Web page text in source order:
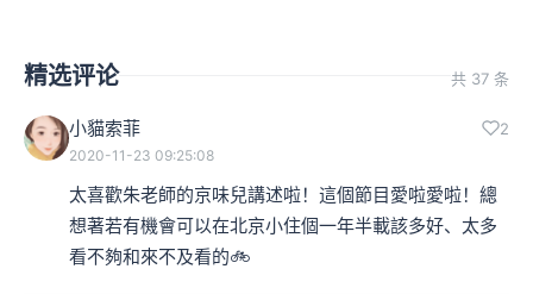
精选评论 共 37 条
小貓索菲 2
2020-11-23 09:25:08
太喜歡朱老師的京味兒講述啦！這個節目愛啦愛啦！總
想著若有機會可以在北京小住個一年半載該多好、太多
看不夠和來不及看的🚲